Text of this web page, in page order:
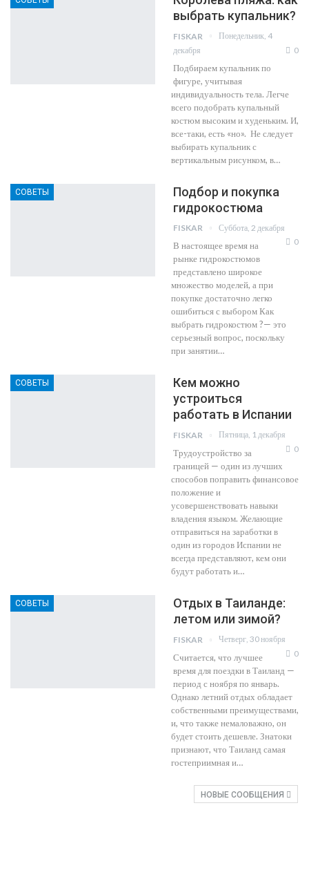
выбрать купальник?
FISKAR
Понедельник, 4
декабря
0
Подбираем купальник по
фигуре, учитывая
индивидуальность тела. Легче
всего подобрать купальный
костюм высоким и худеньким. И,
все-таки, есть «но». Не следует
выбирать купальник с
вертикальным рисунком, в…
СОВЕТЫ
Подбор и покупка
гидрокостюма
FISKAR
Суббота, 2 декабря
0
В настоящее время на
рынке гидрокостюмов
представлено широкое
множество моделей, а при
покупке достаточно легко
ошибиться с выбором Как
выбрать гидрокостюм ?— это
серьезный вопрос, поскольку
при занятии…
СОВЕТЫ
Кем можно
устроиться
работать в Испании
FISKAR
Пятница, 1 декабря
0
Трудоустройство за
границей — один из лучших
способов поправить финансовое
положение и
усовершенствовать навыки
владения языком. Желающие
отправиться на заработки в
один из городов Испании не
всегда представляют, кем они
будут работать и…
СОВЕТЫ
Отдых в Таиланде:
летом или зимой?
FISKAR
Четверг, 30 ноября
0
Считается, что лучшее
время для поездки в Таиланд —
период с ноября по январь.
Однако летний отдых обладает
собственными преимуществами,
и, что также немаловажно, он
будет стоить дешевле. Знатоки
признают, что Таиланд самая
гостеприимная и…
НОВЫЕ СООБЩЕНИЯ